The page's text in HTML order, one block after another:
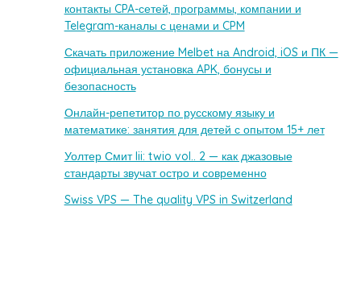
контакты CPA-сетей, программы, компании и
Telegram-каналы с ценами и CPM
Скачать приложение Melbet на Android, iOS и ПК —
официальная установка APK, бонусы и
безопасность
Онлайн-репетитор по русскому языку и
математике: занятия для детей с опытом 15+ лет
Уолтер Смит Iii: twio vol.. 2 — как джазовые
стандарты звучат остро и современно
Swiss VPS — The quality VPS in Switzerland